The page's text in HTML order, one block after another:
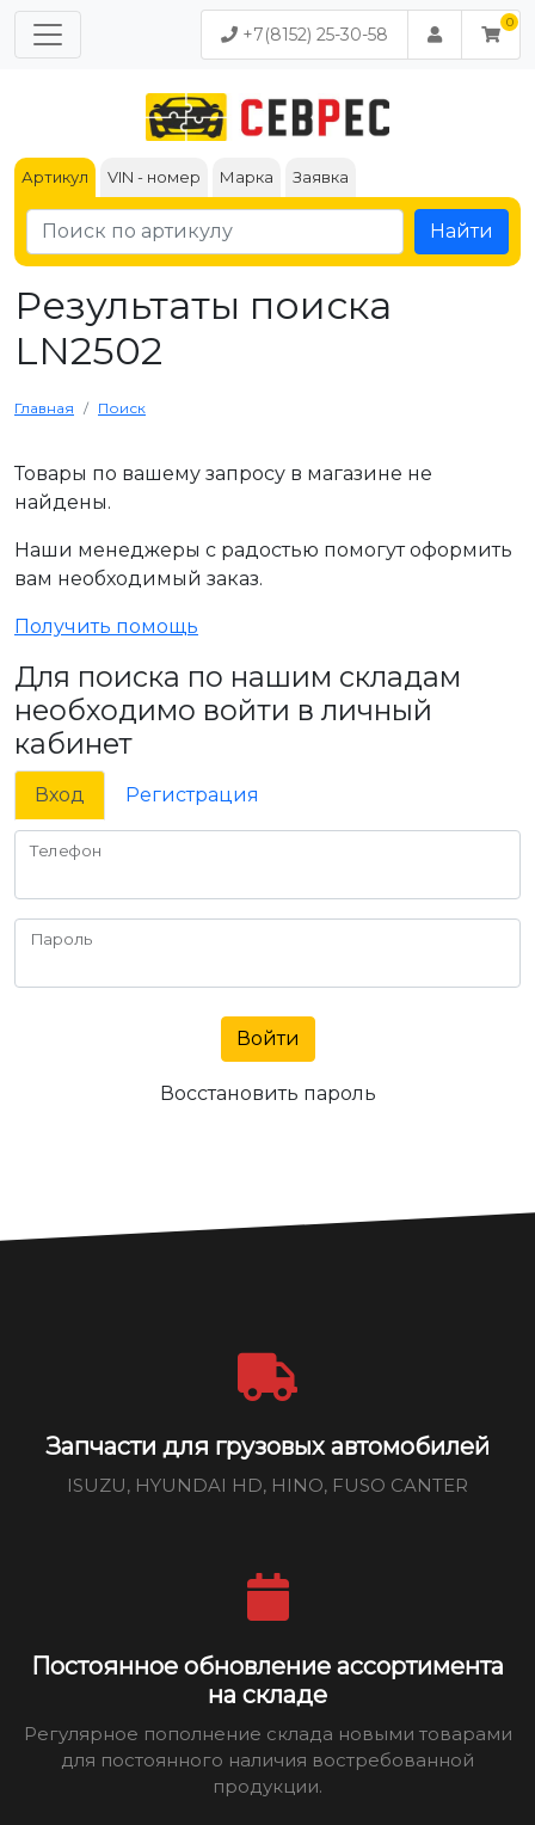
+7(8152) 25-30-58
Артикул VIN - номер Марка Заявка
Найти
Результаты поиска
LN2502
Главная Поиск
Товары по вашему запросу в магазине не
найдены.
Наши менеджеры с радостью помогут оформить
вам необходимый заказ.
Получить помощь
Для поиска по нашим складам
необходимо войти в личный
кабинет
Вход Регистрация
Телефон
Пароль
Войти
Восстановить пароль
Запчасти для грузовых автомобилей
ISUZU, HYUNDAI HD, HINO, FUSO CANTER
Постоянное обновление ассортимента
на складе
Регулярное пополнение склада новыми товарами
для постоянного наличия востребованной
продукции.